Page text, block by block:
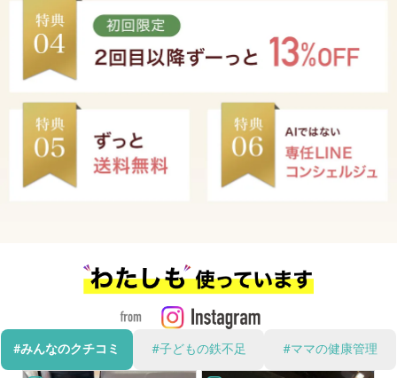
#みんなのクチコミ #子どもの鉄不足 #ママの健康管理